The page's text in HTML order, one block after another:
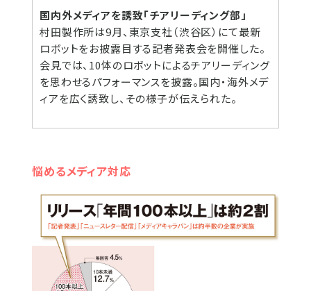
国内外メディアを誘致「チアリーディング部」
村田製作所は9月、東京支社（渋谷区）にて最新
ロボットをお披露目する記者発表会を開催した。
会見では、10体のロボットによるチアリーディング
を思わせるパフォーマンスを披露。国内・海外メデ
ィアを広く誘致し、その様子が伝えられた。
悩めるメディア対応